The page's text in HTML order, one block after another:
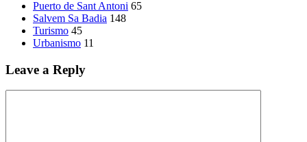
Puerto de Sant Antoni 65
Salvem Sa Badia 148
Turismo 45
Urbanismo 11
Leave a Reply